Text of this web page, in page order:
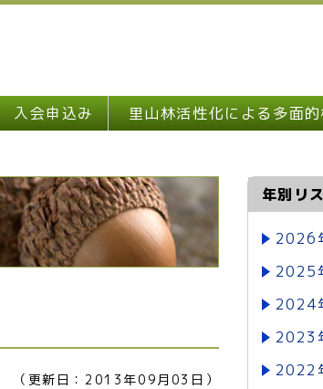
入会申込み 里山林活性化による多面
（更新日：2013年09月03日）
年別リ
2026
2025
2024
2023
2022